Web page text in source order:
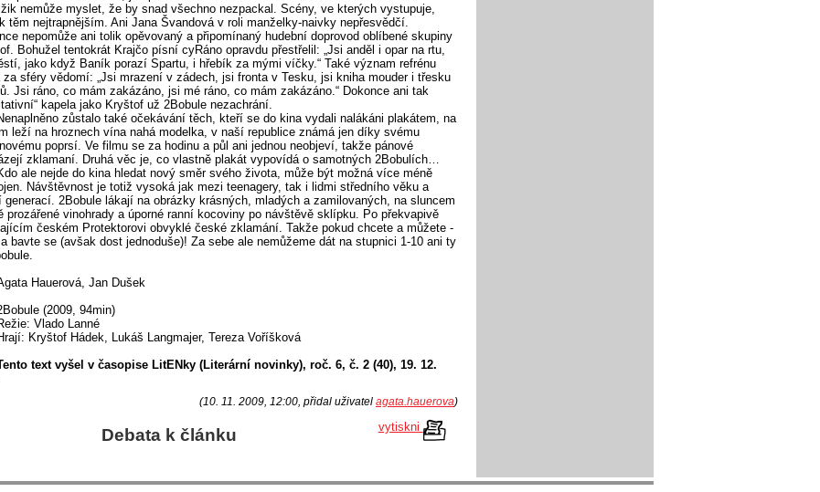
nemůže myslet, že by snad všechno nezpackal. Scény, ve kterých vystupuje,
těm nejtrapnějším. Ani Jana Švandová v roli manželky-naivky nepřesvědčí.
nepomůže ani tolik opěvovaný a připomínaný hudební doprovod oblíbené skupiny
Bohužel tentokrát Krajčo písní cyRáno opravdu přestřelil: „Jsi anděl i opar na rtu,
jako když Baník porazí Spartu, i hřebík za mými víčky.“ Také význam refrénu
za sféry vědomí: „Jsi mrazení v zádech, jsi fronta v Tesku, jsi kniha mouder i třesku
Jsi ráno, co mám zakázáno, jsi mé ráno, co mám zakázáno.“ Dokonce ani tak
kapela jako Kryštof už 2Bobule nezachrání.
zůstalo také očekávání těch, kteří se do kina vydali nalákáni plakátem, na
leží na hroznech vína nahá modelka, v naší republice známá jen díky svému
poprsí. Ve filmu se za hodinu a půl ani jednou neobjeví, takže pánové
zklamaní. Druhá věc je, co vlastně plakát vypovídá o samotných 2Bobulích…
ale nejde do kina hledat nový směr svého života, může být možná více méně
Návštěvnost je totiž vysoká jak mezi teenagery, tak i lidmi středního věku a
generací. 2Bobule lákají na obrázky krásných, mladých a zamilovaných, na sluncem
prozářené vinohrady a úporné ranní kocoviny po návštěvě sklípku. Po překvapivě
českém Protektorovi obvyklé české zklamání. Takže pokud chcete a můžete -
bavte se (avšak dost jednoduše)! Za sebe ale nemůžeme dát na stupnici 1-10 ani ty
Hauerová, Jan Dušek
(2009, 94min)
Vlado Lanné
Kryštof Hádek, Lukáš Langmajer, Tereza Voříšková
text vyšel v časopise LitENky (Literární novinky), roč. 6, č. 2 (40), 19. 12.
(10. 11. 2009, 12:00, přidal uživatel agata.hauerova)
vytiskni
Debata k článku